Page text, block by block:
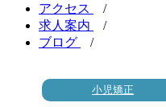
アクセス
/
求人案内
/
ブログ
/
小児矯正